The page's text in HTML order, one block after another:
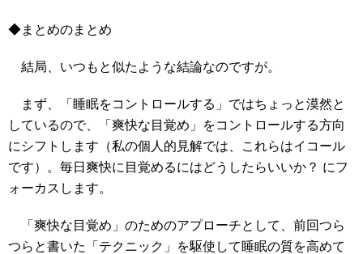
◆まとめのまとめ
結局、いつもと似たような結論なのですが。
まず、「睡眠をコントロールする」ではちょっと漠然と
しているので、「爽快な目覚め」をコントロールする方向
にシフトします（私の個人的見解では、これらはイコール
です）。毎日爽快に目覚めるにはどうしたらいいか？ にフ
ォーカスします。
「爽快な目覚め」のためのアプローチとして、前回つら
つらと書いた「テクニック」を駆使して睡眠の質を高めて